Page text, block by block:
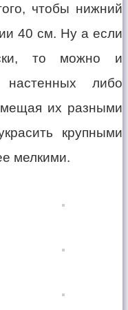
чтобы нижний
40 см. Ну а если
то можно и
либо
их разными
крупными
мелкими.